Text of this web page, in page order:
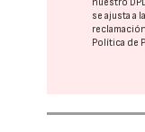
nuestro
se ajusta a
Política de